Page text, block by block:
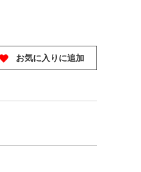
お気に入りに追加